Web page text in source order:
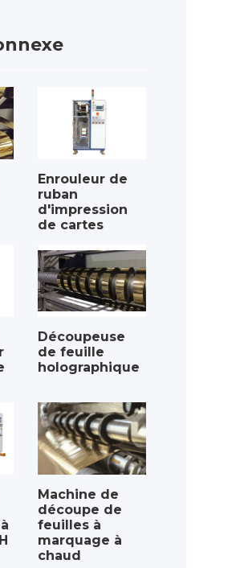
Enrouleur de
ruban
d'impression
de cartes
Découpeuse
de feuille
holographique
Machine de
découpe de
feuilles à
marquage à
chaud